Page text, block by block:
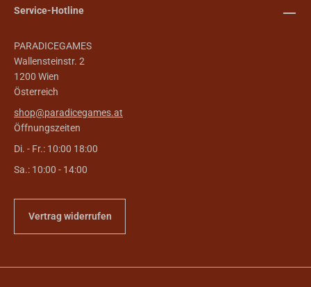
Service-Hotline
PARADICEGAMES
Wallensteinstr. 2
1200 Wien
Österreich
shop@paradicegames.at
Öffnungszeiten
Di. - Fr.: 10:00 18:00
Sa.: 10:00 - 14:00
Vertrag widerrufen